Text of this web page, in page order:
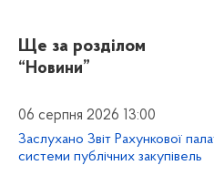
Ще за розділом
“Новини”
06 серпня 2026 13:00
Заслухано Звіт Рахункової
системи публічних закупівель